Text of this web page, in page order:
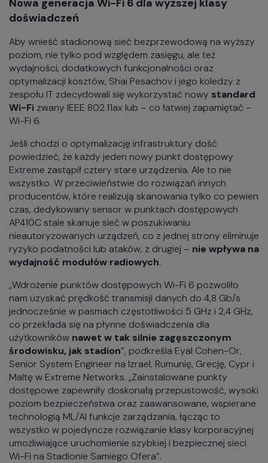
doświadczeń
Aby wnieść stadionową sieć bezprzewodową na wyższy
poziom, nie tylko pod względem zasięgu, ale też
wydajności, dodatkowych funkcjonalności oraz
optymalizacji kosztów, Shai Pesachov i jego koledzy z
zespołu IT zdecydowali się wykorzystać nowy standard
Wi-Fi zwany IEEE 802.11ax lub – co łatwiej zapamiętać –
Wi-Fi 6.
Jeśli chodzi o optymalizację infrastruktury dość
powiedzieć, że każdy jeden nowy punkt dostępowy
Extreme zastąpił cztery stare urządzenia. Ale to nie
wszystko. W przeciwieństwie do rozwiązań innych
producentów, które realizują skanowania tylko co pewien
czas, dedykowany sensor w punktach dostępowych
AP410C stale skanuje sieć w poszukiwaniu
nieautoryzowanych urządzeń, co z jednej strony eliminuje
ryzyko podatności lub ataków, z drugiej – nie wpływa na
wydajność modułów radiowych.
„Wdrożenie punktów dostępowych Wi-Fi 6 pozwoliło
nam uzyskać prędkość transmisji danych do 4,8 Gb/s
jednocześnie w pasmach częstotliwości 5 GHz i 2,4 GHz,
co przekłada się na płynne doświadczenia dla
użytkowników nawet w tak silnie zagęszczonym
środowisku, jak stadion”, podkreśla Eyal Cohen-Or,
Senior System Engineer na Izrael, Rumunię, Grecję, Cypr i
Maltę w Extreme Networks. „Zainstalowane punkty
dostępowe zapewniły doskonałą przepustowość, wysoki
poziom bezpieczeństwa oraz zaawansowane, wspierane
technologią ML/AI funkcje zarządzania, łącząc to
wszystko w pojedyncze rozwiązanie klasy korporacyjnej
umożliwiające uruchomienie szybkiej i bezpiecznej sieci
Wi-Fi na Stadionie Samiego Ofera”.